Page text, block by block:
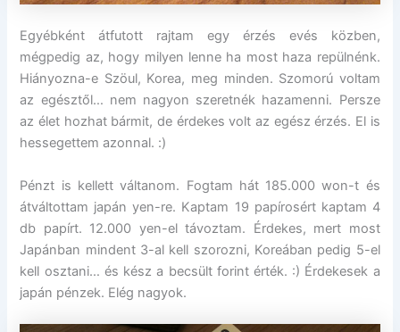
Egyébként átfutott rajtam egy érzés evés közben,
mégpedig az, hogy milyen lenne ha most haza repülnénk.
Hiányozna-e Szöul, Korea, meg minden. Szomorú voltam
az egésztől… nem nagyon szeretnék hazamenni. Persze
az élet hozhat bármit, de érdekes volt az egész érzés. El is
hessegettem azonnal. :)
Pénzt is kellett váltanom. Fogtam hát 185.000 won-t és
átváltottam japán yen-re. Kaptam 19 papírosért kaptam 4
db papírt. 12.000 yen-el távoztam. Érdekes, mert most
Japánban mindent 3-al kell szorozni, Koreában pedig 5-el
kell osztani… és kész a becsült forint érték. :) Érdekesek a
japán pénzek. Elég nagyok.